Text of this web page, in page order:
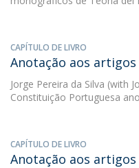
CAPÍTULO DE LIVRO
Anotação aos artigos
Jorge Pereira da Silva (with
Constituição Portuguesa
CAPÍTULO DE LIVRO
Anotação aos artigos